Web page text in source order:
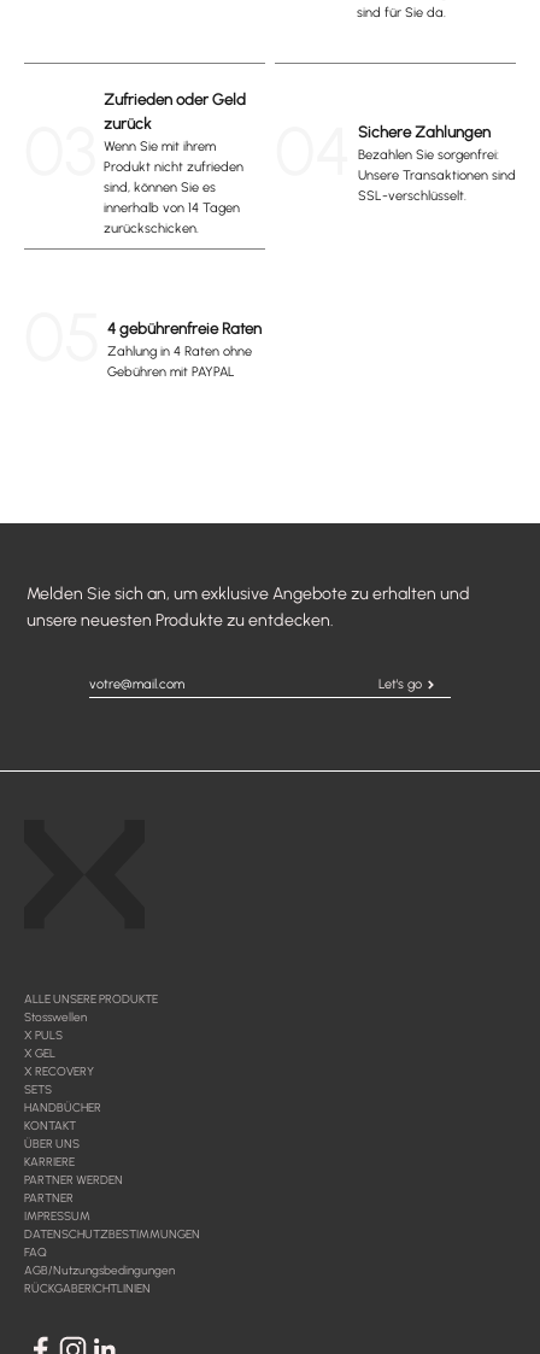
sind für Sie da.
Zufrieden oder Geld
zurück
Wenn Sie mit ihrem
Produkt nicht zufrieden
sind, können Sie es
innerhalb von 14 Tagen
zurückschicken.
Sichere Zahlungen
Bezahlen Sie sorgenfrei:
Unsere Transaktionen sind
SSL-verschlüsselt.
4 gebührenfreie Raten
Zahlung in 4 Raten ohne
Gebühren mit PAYPAL
Melden Sie sich an, um exklusive Angebote zu erhalten und
unsere neuesten Produkte zu entdecken.
Let's go
ALLE UNSERE PRODUKTE
Stosswellen
X PULS
X GEL
X RECOVERY
SETS
HANDBÜCHER
KONTAKT
ÜBER UNS
KARRIERE
PARTNER WERDEN
PARTNER
IMPRESSUM
DATENSCHUTZBESTIMMUNGEN
FAQ
AGB/Nutzungsbedingungen
RÜCKGABERICHTLINIEN